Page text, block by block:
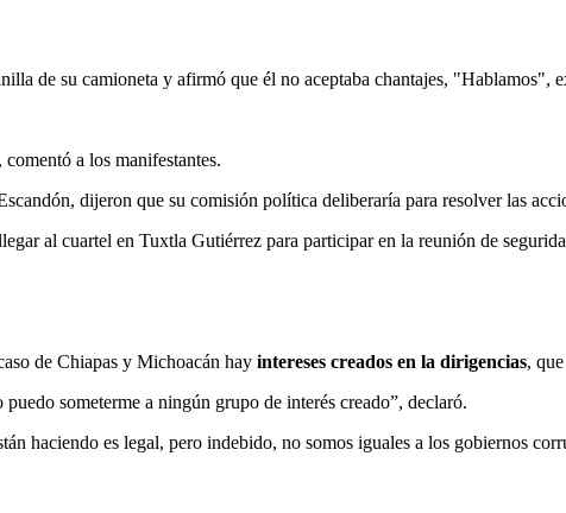
de su camioneta y afirmó que él no aceptaba chantajes, "Hablamos",
a los manifestantes.
dijeron que su comisión política deliberaría para resolver las
al cuartel en Tuxtla Gutiérrez para participar en la reunión de
de Chiapas y Michoacán hay intereses creados en la dirigencias,
someterme a ningún grupo de interés creado”, declaró.
haciendo es legal, pero indebido, no somos iguales a los gobiernos